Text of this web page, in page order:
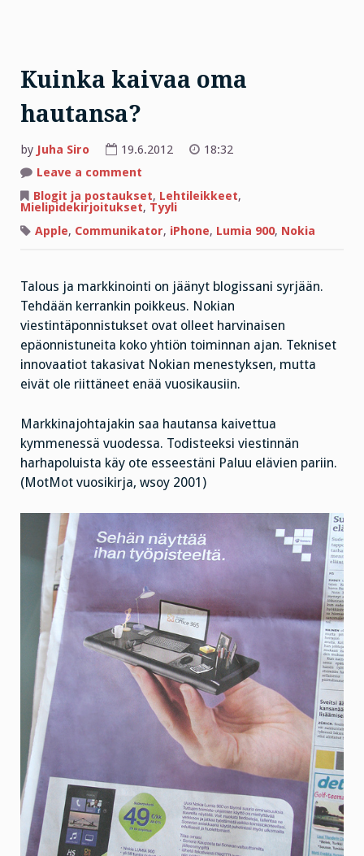
Kuinka kaivaa oma
hautansa?
by Juha Siro 19.6.2012
18:32
Leave a comment
kaivaa
oma
hautansa?
Blogit ja postaukset, Lehtileikkeet,
Mielipidekirjoitukset, Tyyli
Apple, Communikator, iPhone, Lumia 900, Nokia
Talous ja markkinointi on jäänyt blogissani syrjään.
Tehdään kerrankin poikkeus. Nokian
viestintäponnistukset ovat olleet harvinaisen
epäonnistuneita koko yhtiön toiminnan ajan. Tekniset
innovaatiot takasivat Nokian menestyksen, mutta
eivät ole riittäneet enää vuosikausiin.
Markkinajohtajakin saa hautansa kaivettua
kymmenessä vuodessa. Todisteeksi viestinnän
harhapoluista käy ote esseestäni Paluu elävien pariin.
(MotMot vuosikirja, wsoy 2001)